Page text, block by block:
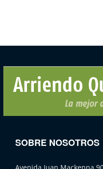
SOBRE NOSOTROS